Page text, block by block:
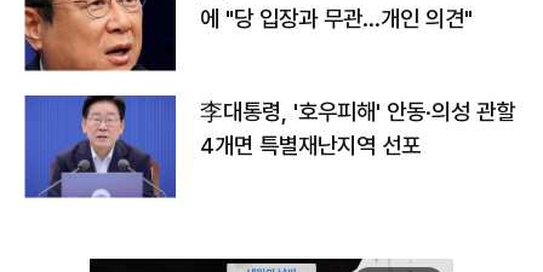
에 "당 입장과 무관…개인 의견"
李대통령, '호우피해' 안동·의성 관할
4개면 특별재난지역 선포